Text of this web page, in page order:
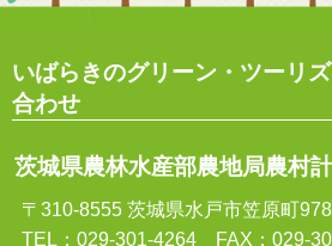
いばらきのグリーン・ツーリ
合わせ
茨城県農林水産部農地局農村
〒310-8555 茨城県水戸市笠原町
TEL：029-301-4264 FAX：029-